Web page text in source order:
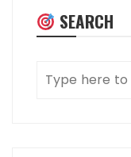
SEARCH